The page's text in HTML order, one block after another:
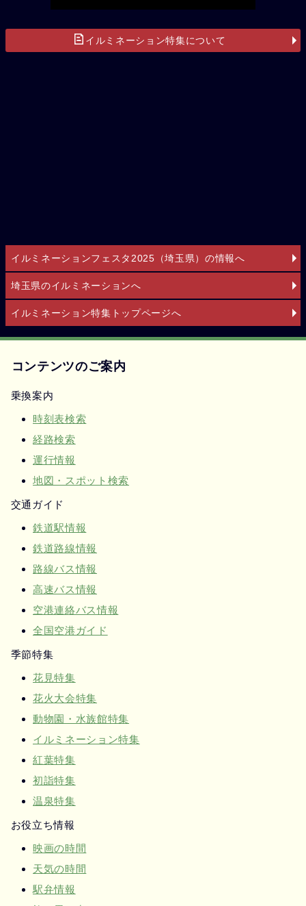
イルミネーション特集について
イルミネーションフェスタ2025（埼玉県）の情報へ
埼玉県のイルミネーションへ
イルミネーション特集トップページへ
コンテンツのご案内
乗換案内
時刻表検索
経路検索
運行情報
地図・スポット検索
交通ガイド
鉄道駅情報
鉄道路線情報
路線バス情報
高速バス情報
空港連絡バス情報
全国空港ガイド
季節特集
花見特集
花火大会特集
動物園・水族館特集
イルミネーション特集
紅葉特集
初詣特集
温泉特集
お役立ち情報
映画の時間
天気の時間
駅弁情報